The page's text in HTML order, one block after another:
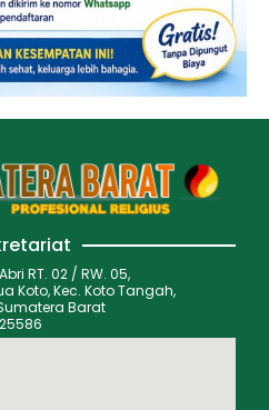
RT. 02 / RW. 05,
Koto, Kec. Koto Tangah,
Barat
25586